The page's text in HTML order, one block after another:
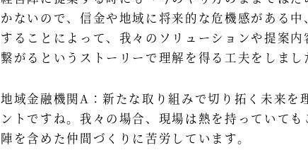
かないので、信金や地域に将来的な危機感がある
することによって、我々のソリューションや提案
繋がるというストーリーで理解を得る工夫をしまし
地域金融機関A：新たな取り組みで切り拓く未来を
ントですね。我々の場合、現場は熱を持っていて
陣を含めた仲間づくりに苦労しています。